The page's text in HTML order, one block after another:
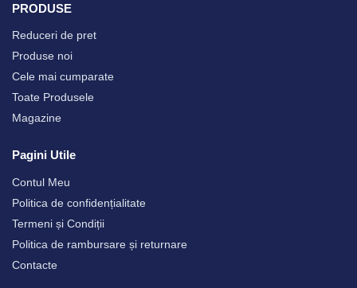
PRODUSE
Reduceri de pret
Produse noi
Cele mai cumparate
Toate Produsele
Magazine
Pagini Utile
Contul Meu
Politica de confidențialitate
Termeni și Condiții
Politica de rambursare și returnare
Contacte